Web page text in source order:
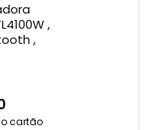
,
,
cartão